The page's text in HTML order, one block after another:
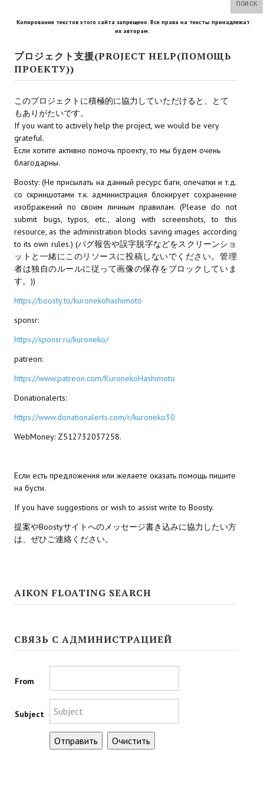
Sacred Gold Remaster Fan Edition
Red Faction remaster Fan Edition
Aliens versus Predator 1 Remaster Fan Edition
Age of Pirates: Caribbean Tales Remaster Fan Edition
Корсары 3 Сундук мертвеца Remaster Fan Edition
Sea Dogs - City of Abandoned Ships Remaster Fan Edition
НОВОСТИ ПОРТАЛА
Новости
Новости Архив
МОДЫ ДЛЯ ИГР
Патчи
Моды
Divinity Original Sin Enhanced Edition
Dragon Age: Origins
Dragon Age: Inquisition
GTA 5
Kingdoms of Amalur: Reckoning
Neverwinter Nights 1
Sims 3
Star Wars Jedi Knight: Dark Force II
Star Wars Knights of the Old Republic 1
Star Wars Knights of the Old Republic 2
Копирование текстов этого сайта запрещено. Все права на тексты принадлежат
их авторам.
プロジェクト支援(PROJECT HELP(ПОМОЩЬ
ПРОЕКТУ))
このプロジェクトに積極的に協力していただけると、とて
もありがたいです。
If you want to actively help the project, we would be very
grateful.
Если хотите активно помочь проекту, то мы будем очень
благодарны.
Boosty: (Не присылать на данный ресурс баги, опечатки и т.д.
со скриншотами т.к. администрация блокирует сохранение
изображений по своим личным правилам. (Please do not
submit bugs, typos, etc., along with screenshots, to this
resource, as the administration blocks saving images according
to its own rules.) (バグ報告や誤字脱字などをスクリーンショ
ットと一緒にこのリソースに投稿しないでください。管理
者は独自のルールに従って画像の保存をブロックしていま
す。))
https://boosty.to/kuronekohashimoto
sponsr:
https://sponsr.ru/kuroneko/
patreon:
https://www.patreon.com/KuronekoHashimoto
Donationalerts:
https://www.donationalerts.com/r/kuroneko30
WebMoney: Z512732037258.
Если есть предложения или желаете оказать помощь пишите
на бусти.
If you have suggestions or wish to assist write to Boosty.
提案やBoostyサイトへのメッセージ書き込みに協力したい方
は、ぜひご連絡ください。
AIKON FLOATING SEARCH
ПОИСК
СВЯЗЬ С АДМИНИСТРАЦИЕЙ
From
Subject